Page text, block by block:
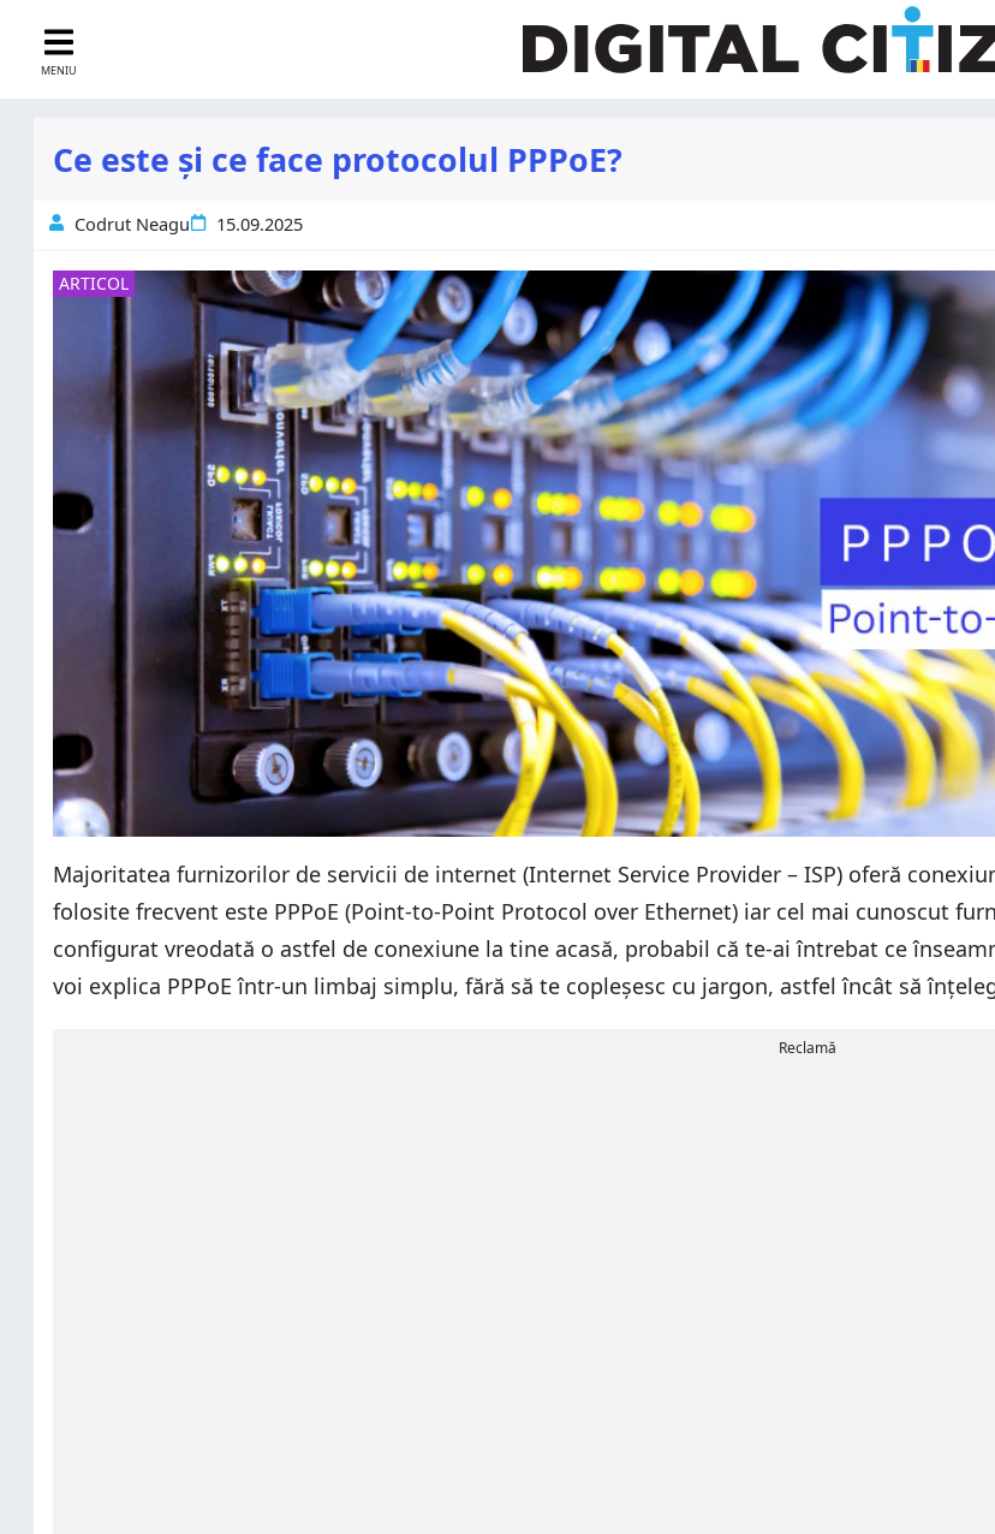
MENIU
Ce este și ce face protocolul PPPoE?
Codrut Neagu 15.09.2025
ARTICOL
Majoritatea furnizorilor de servicii de internet (Internet Service Provider – ISP) oferă
folosite frecvent este PPPoE (Point-to-Point Protocol over Ethernet) iar cel mai cunoscut
configurat vreodată o astfel de conexiune la tine acasă, probabil că te-ai întrebat ce
voi explica PPPoE într-un limbaj simplu, fără să te copleșesc cu jargon, astfel încât să
Reclamă